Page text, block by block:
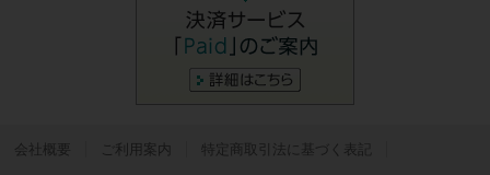
会社概要 ご利用案内 特定商取引法に基づく表記